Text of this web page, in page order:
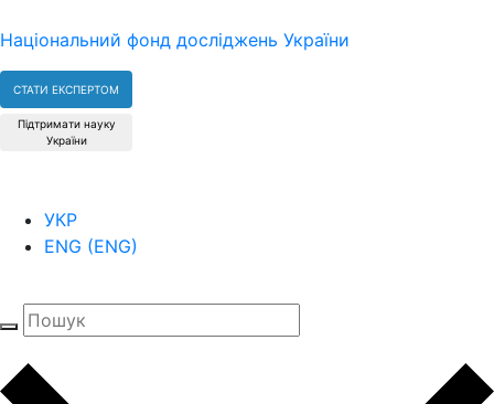
Національний фонд досліджень України
СТАТИ ЕКСПЕРТОМ
Підтримати науку
України
УКР
ENG (ENG)